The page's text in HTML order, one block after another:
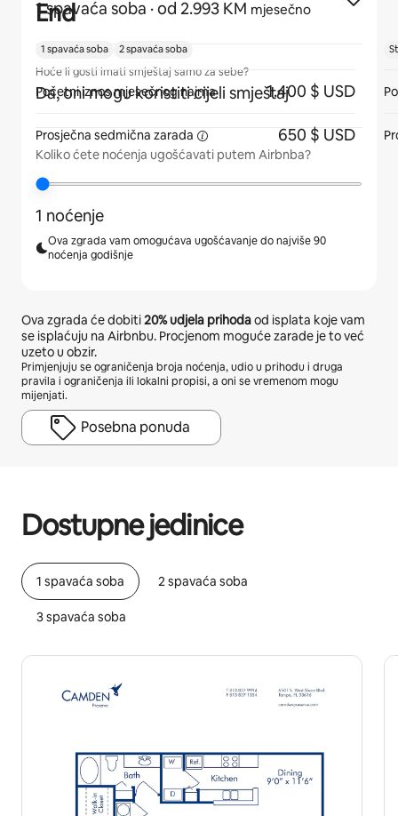
1 spavaća soba · od 2.993 KM mjesečno
Hoće li gosti imati smještaj samo za sebe?
Da, oni mogu koristiti cijeli smještaj
Koliko ćete noćenja ugošćavati putem Airbnba?
1 noćenje
Ova zgrada vam omogućava ugošćavanje do najviše 90
noćenja godišnje
Ova zgrada će dobiti20%udjela prihodaod isplata koje vam
se isplaćuju na Airbnbu. Procjenom moguće zarade je to već
uzeto u obzir.
Primjenjuju se ograničenja broja noćenja, udio u prihodu i druga
pravila i ograničenja ili lokalni propisi, a oni se vremenom mogu
mijenjati.
Posebna ponuda
Dostupne jedinice
1 spavaća soba 2 spavaća soba
3 spavaća soba
End
1 spavaća soba 2 spavaća soba
Početni iznos mjesečnog najma 1.400 $ USD
Prosječna sedmična zarada 650 $ USD